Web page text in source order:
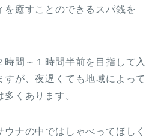
を癒すことのできるスパ銭を
時間～１時間半前を目指して入
すが、夜遅くても地域によって
くあります。
ウナの中ではしゃべってほしく